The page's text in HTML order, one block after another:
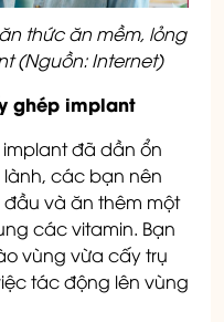
thức ăn mềm, lỏng
(Nguồn: Internet)
ghép implant
implant đã dần ổn
các bạn nên
và ăn thêm một
các vitamin. Bạn
vùng vừa cấy trụ
tác động lên vùng